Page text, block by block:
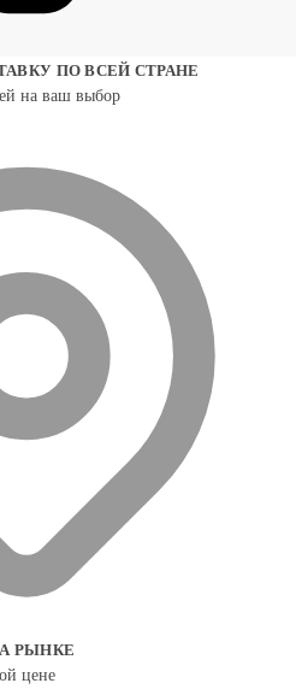
ПО ВСЕЙ СТРАНЕ
на ваш выбор
РЫНКЕ
цене